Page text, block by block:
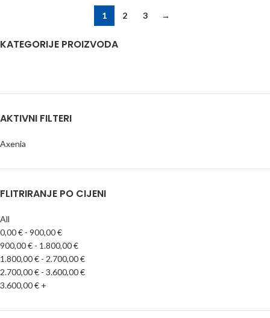
KATEGORIJE PROIZVODA
AKTIVNI FILTERI
Axenia
FLITRIRANJE PO CIJENI
All
0,00€ - 900,00€
900,00€ - 1.800,00€
1.800,00€ - 2.700,00€
2.700,00€ - 3.600,00€
3.600,00€ +
1 2 3 →